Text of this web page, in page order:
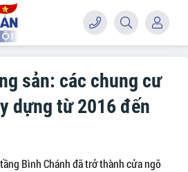
sản: các chung cư
dựng từ 2016 đến
Bình Chánh đã trở thành cửa ngõ